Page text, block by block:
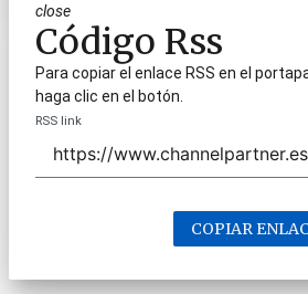
close
Código Rss
Para copiar el enlace RSS en el
haga clic en el botón.
RSS link
COPIAR